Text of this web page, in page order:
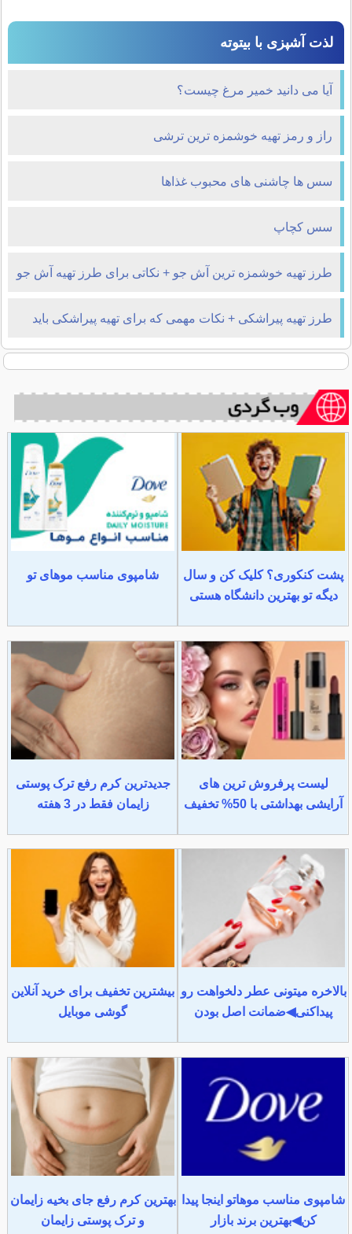
لذت آشپزی با بیتوته
آیا می دانید خمیر مرغ چیست؟
راز و رمز تهیه خوشمزه ترین ترشی
سس ها چاشنی های محبوب غذاها
سس کچاپ
طرز تهیه خوشمزه ترین آش جو + نکاتی برای طرز تهیه آش جو
طرز تهیه پیراشکی + نکات مهمی که برای تهیه پیراشکی باید
بدانید
پشت کنکوری؟ کلیک کن و سال
دیگه تو بهترین دانشگاه هستی
شامپوی مناسب موهای تو
لیست پرفروش ترین های
آرایشی بهداشتی با 50% تخفیف
جدیدترین کرم رفع ترک پوستی
زایمان فقط در 3 هفته
بالاخره میتونی عطر دلخواهت رو
پیداکنی◀ضمانت اصل بودن
بیشترین تخفیف برای خرید آنلاین
گوشی موبایل
شامپوی مناسب موهاتو اینجا پیدا
کن◀بهترین برند بازار
بهترین کرم رفع جای بخیه زایمان
و ترک پوستی زایمان